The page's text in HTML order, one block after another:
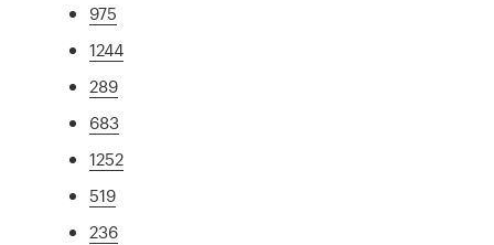
975
1244
289
683
1252
519
236